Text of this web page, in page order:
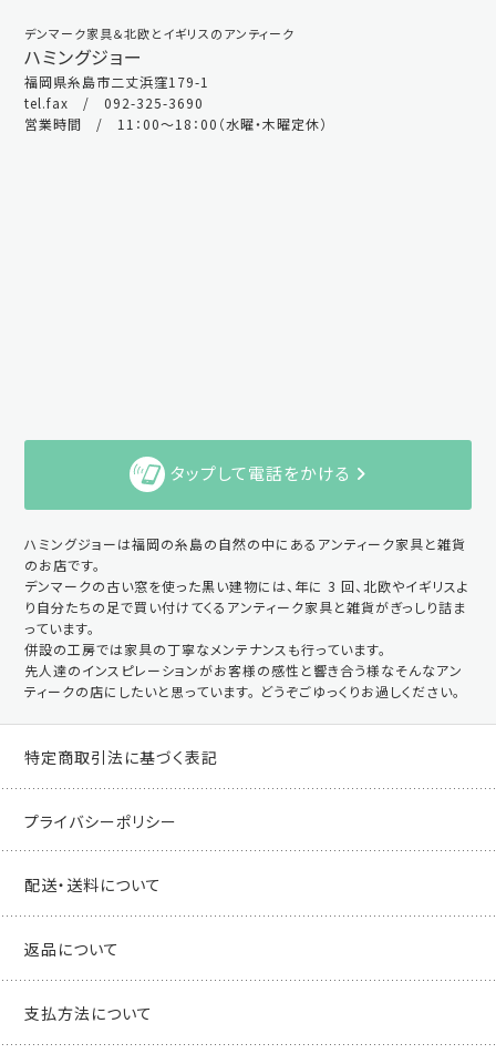
デンマーク家具＆北欧とイギリスのアンティーク
ハミングジョー
福岡県糸島市二丈浜窪179-1
tel.fax / 092-325-3690
営業時間 / 11：00～18：00（水曜・木曜定休）
タップして電話をかける
ハミングジョーは福岡の糸島の自然の中にあるアンティーク家具と雑貨
のお店です。
デンマークの古い窓を使った黒い建物には、年に 3 回、北欧やイギリスよ
り自分たちの足で買い付けてくるアンティーク家具と雑貨がぎっしり詰ま
っています。
併設の工房では家具の丁寧なメンテナンスも行っています。
先人達のインスピレーションがお客様の感性と響き合う様なそんなアン
ティークの店にしたいと思っています。 どうぞごゆっくりお過しください。
特定商取引法に基づく表記
プライバシーポリシー
配送・送料について
返品について
支払方法について